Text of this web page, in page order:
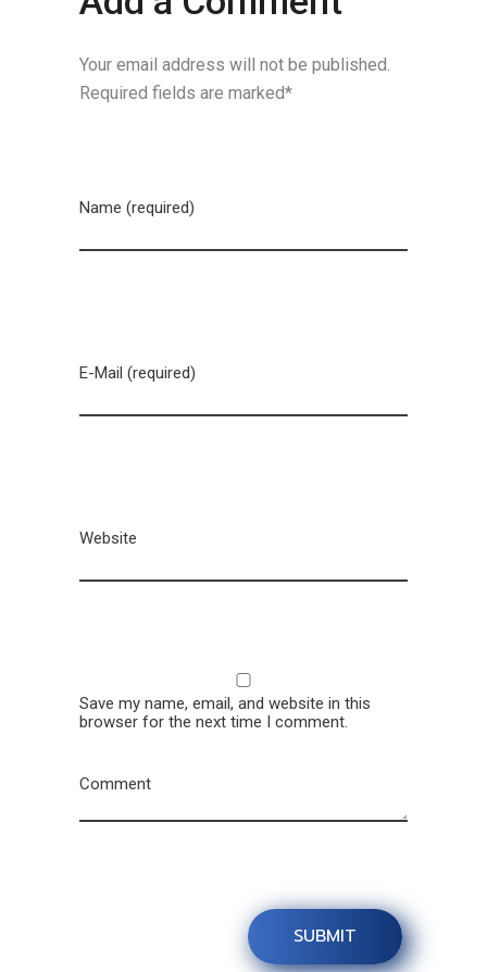
Your email address will not be published.
Required fields are marked*
Name (required)
E-Mail (required)
Website
Save my name, email, and website in this
browser for the next time I comment.
Comment